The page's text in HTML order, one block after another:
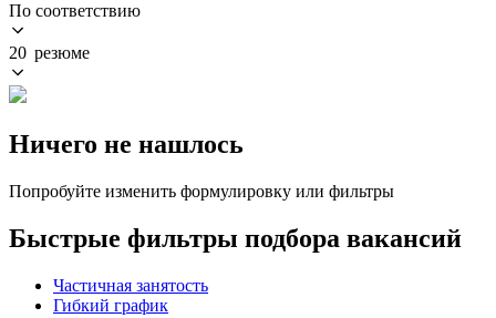
По соответствию
20 резюме
Ничего не нашлось
Попробуйте изменить формулировку или фильтры
Быстрые фильтры подбора вакансий
Частичная занятость
Гибкий график